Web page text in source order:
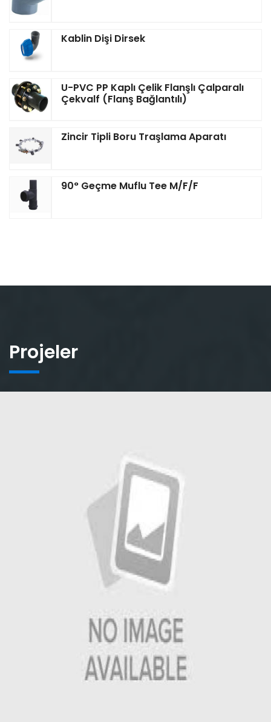
Kablin Dişi Dirsek
U-PVC PP Kaplı Çelik Flanşlı Çalparalı
Çekvalf (Flanş Bağlantılı)
Zincir Tipli Boru Traşlama Aparatı
90° Geçme Muflu Tee M/F/F
Projeler